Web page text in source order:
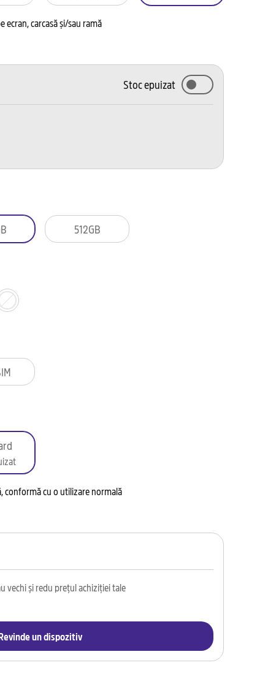
carcasă și/sau ramă
Stoc epuizat
512GB
conformă cu o utilizare normală
vechi și redu prețul achiziției tale
un dispozitiv